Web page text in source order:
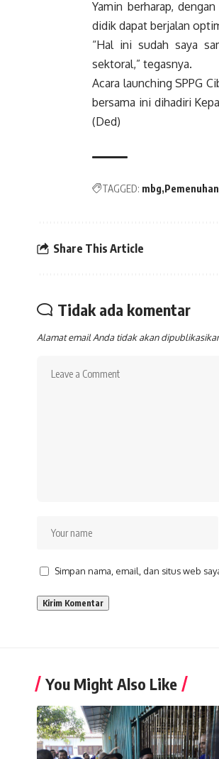
Yamin berharap,
didik dapat berjalan
“Hal ini sudah saya
sektoral,” tegasnya.
Acara launching SPPG
bersama ini dihadiri
(Ded)
TAGGED: mbg
Share This Article
Tidak ada komentar
Alamat email Anda tidak akan
Simpan nama, email, dan situs web
You Might Also Like